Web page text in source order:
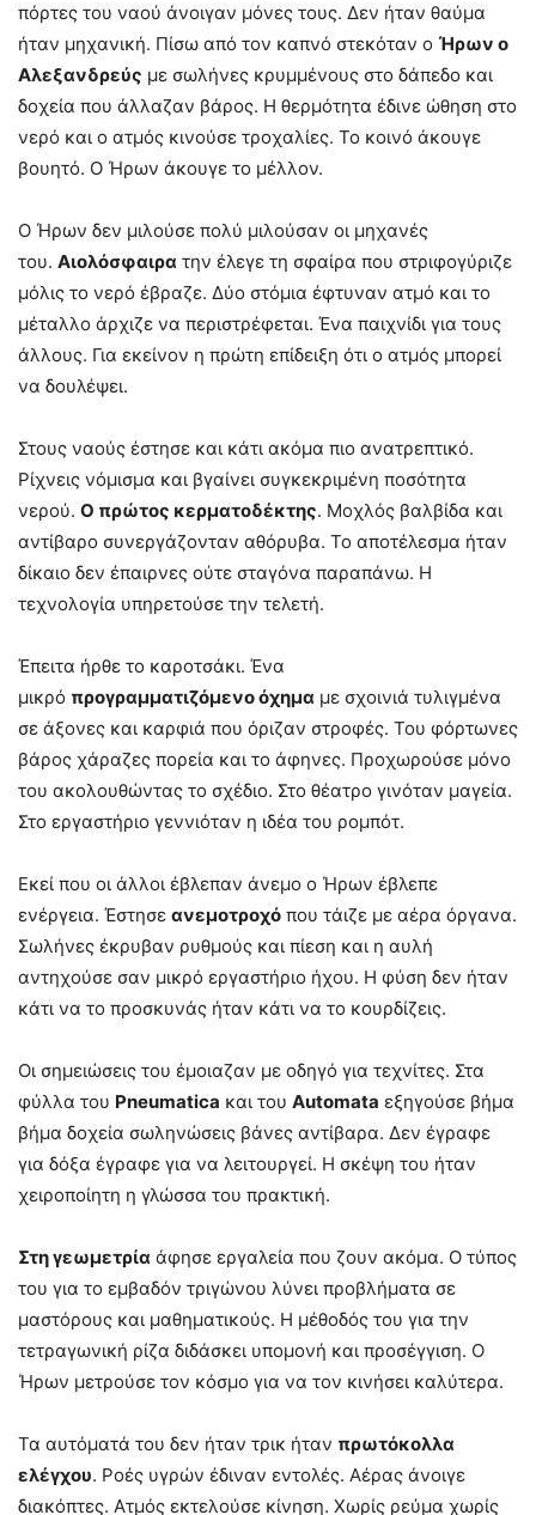
πόρτες του ναού άνοιγαν μόνες τους. Δεν ήταν θαύμα
ήταν μηχανική. Πίσω από τον καπνό στεκόταν ο Ήρων ο
Αλεξανδρεύς με σωλήνες κρυμμένους στο δάπεδο και
δοχεία που άλλαζαν βάρος. Η θερμότητα έδινε ώθηση στο
νερό και ο ατμός κινούσε τροχαλίες. Το κοινό άκουγε
βουητό. Ο Ήρων άκουγε το μέλλον.
Ο Ήρων δεν μιλούσε πολύ μιλούσαν οι μηχανές
του. Αιολόσφαιρα την έλεγε τη σφαίρα που στριφογύριζε
μόλις το νερό έβραζε. Δύο στόμια έφτυναν ατμό και το
μέταλλο άρχιζε να περιστρέφεται. Ένα παιχνίδι για τους
άλλους. Για εκείνον η πρώτη επίδειξη ότι ο ατμός μπορεί
να δουλέψει.
Στους ναούς έστησε και κάτι ακόμα πιο ανατρεπτικό.
Ρίχνεις νόμισμα και βγαίνει συγκεκριμένη ποσότητα
νερού. Ο πρώτος κερματοδέκτης. Μοχλός βαλβίδα και
αντίβαρο συνεργάζονταν αθόρυβα. Το αποτέλεσμα ήταν
δίκαιο δεν έπαιρνες ούτε σταγόνα παραπάνω. Η
τεχνολογία υπηρετούσε την τελετή.
Έπειτα ήρθε το καροτσάκι. Ένα
μικρό προγραμματιζόμενο όχημα με σχοινιά τυλιγμένα
σε άξονες και καρφιά που όριζαν στροφές. Του φόρτωνες
βάρος χάραζες πορεία και το άφηνες. Προχωρούσε μόνο
του ακολουθώντας το σχέδιο. Στο θέατρο γινόταν μαγεία.
Στο εργαστήριο γεννιόταν η ιδέα του ρομπότ.
Εκεί που οι άλλοι έβλεπαν άνεμο ο Ήρων έβλεπε
ενέργεια. Έστησε ανεμοτροχό που τάιζε με αέρα όργανα.
Σωλήνες έκρυβαν ρυθμούς και πίεση και η αυλή
αντηχούσε σαν μικρό εργαστήριο ήχου. Η φύση δεν ήταν
κάτι να το προσκυνάς ήταν κάτι να το κουρδίζεις.
Οι σημειώσεις του έμοιαζαν με οδηγό για τεχνίτες. Στα
φύλλα του Pneumatica και του Automata εξηγούσε βήμα
βήμα δοχεία σωληνώσεις βάνες αντίβαρα. Δεν έγραφε
για δόξα έγραφε για να λειτουργεί. Η σκέψη του ήταν
χειροποίητη η γλώσσα του πρακτική.
Στη γεωμετρία άφησε εργαλεία που ζουν ακόμα. Ο τύπος
του για το εμβαδόν τριγώνου λύνει προβλήματα σε
μαστόρους και μαθηματικούς. Η μέθοδός του για την
τετραγωνική ρίζα διδάσκει υπομονή και προσέγγιση. Ο
Ήρων μετρούσε τον κόσμο για να τον κινήσει καλύτερα.
Τα αυτόματά του δεν ήταν τρικ ήταν πρωτόκολλα
ελέγχου. Ροές υγρών έδιναν εντολές. Αέρας άνοιγε
διακόπτες. Ατμός εκτελούσε κίνηση. Χωρίς ρεύμα χωρίς